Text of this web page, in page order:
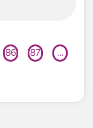
86 87
…